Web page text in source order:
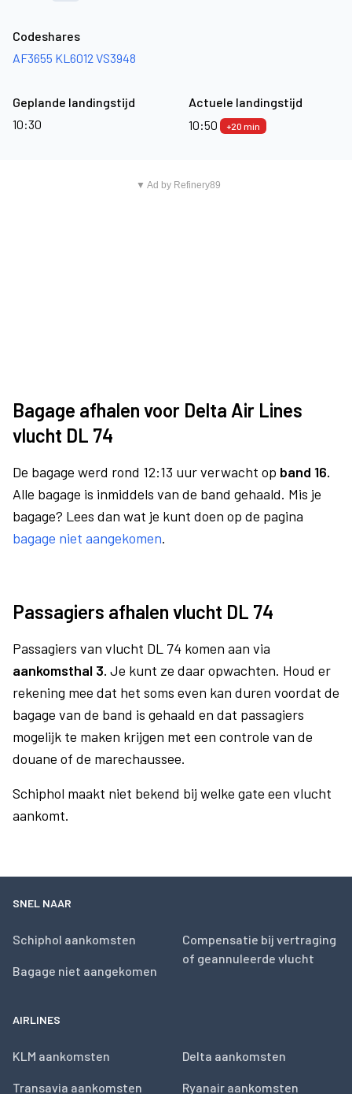
Codeshares
AF3655 KL6012 VS3948
Geplande landingstijd
10:30
Actuele landingstijd
10:50
+20 min
▼ Ad by Refinery89
Bagage afhalen voor Delta Air Lines
vlucht DL 74
De bagage werd rond 12:13 uur verwacht op band 16.
Alle bagage is inmiddels van de band gehaald. Mis je
bagage? Lees dan wat je kunt doen op de pagina
bagage niet aangekomen.
Passagiers afhalen vlucht DL 74
Passagiers van vlucht DL 74 komen aan via
aankomsthal 3. Je kunt ze daar opwachten. Houd er
rekening mee dat het soms even kan duren voordat de
bagage van de band is gehaald en dat passagiers
mogelijk te maken krijgen met een controle van de
douane of de marechaussee.
Schiphol maakt niet bekend bij welke gate een vlucht
aankomt.
SNEL NAAR
Schiphol aankomsten
Bagage niet aangekomen
Compensatie bij vertraging
of geannuleerde vlucht
AIRLINES
KLM aankomsten
Transavia aankomsten
Delta aankomsten
Ryanair aankomsten